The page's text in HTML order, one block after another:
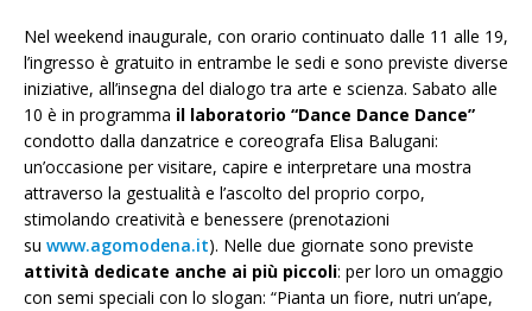
Nel weekend inaugurale, con orario continuato dalle 11 alle 19,
l’ingresso è gratuito in entrambe le sedi e sono previste diverse
iniziative, all’insegna del dialogo tra arte e scienza. Sabato alle
10 è in programma il laboratorio “Dance Dance Dance”
condotto dalla danzatrice e coreografa Elisa Balugani:
un’occasione per visitare, capire e interpretare una mostra
attraverso la gestualità e l’ascolto del proprio corpo,
stimolando creatività e benessere (prenotazioni
su www.agomodena.it). Nelle due giornate sono previste
attività dedicate anche ai più piccoli: per loro un omaggio
con semi speciali con lo slogan: “Pianta un fiore, nutri un’ape,